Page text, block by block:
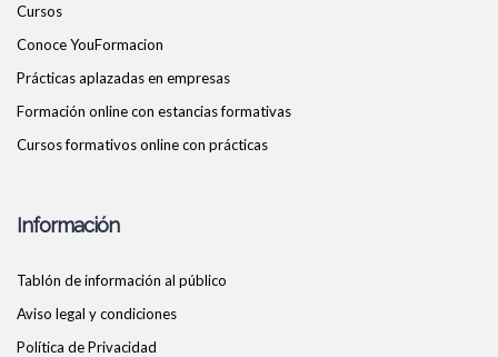
Cursos
Conoce YouFormacion
Prácticas aplazadas en empresas
Formación online con estancias formativas
Cursos formativos online con prácticas
Información
Tablón de información al público
Aviso legal y condiciones
Política de Privacidad